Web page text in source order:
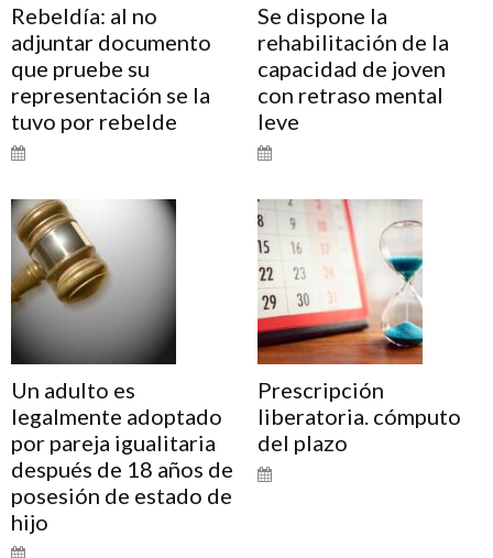
Rebeldía: al no
adjuntar documento
que pruebe su
representación se la
tuvo por rebelde
Se dispone la
rehabilitación de la
capacidad de joven
con retraso mental
leve
Un adulto es
legalmente adoptado
por pareja igualitaria
después de 18 años de
posesión de estado de
hijo
Prescripción
liberatoria. cómputo
del plazo